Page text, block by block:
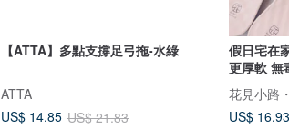
【ATTA】多點支撐足弓拖-水綠
ATTA
US$ 14.85 US$ 21.83
假日宅在
更厚軟 無
花見小路
US$ 16.93